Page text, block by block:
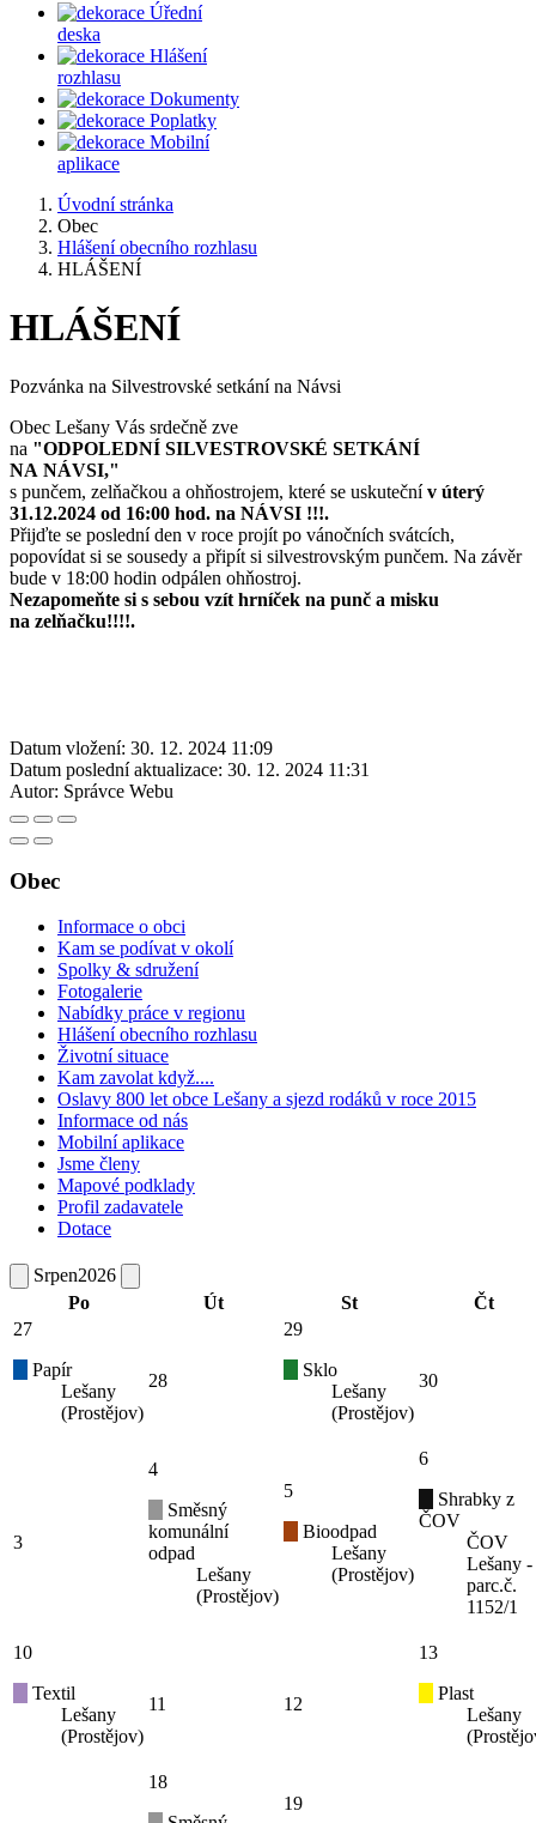
Úřední
deska
Hlášení
rozhlasu
Dokumenty
Poplatky
Mobilní
aplikace
Úvodní stránka
Obec
Hlášení obecního rozhlasu
HLÁŠENÍ
HLÁŠENÍ
Pozvánka na Silvestrovské setkání na Návsi
Obec Lešany Vás srdečně zve
na "ODPOLEDNÍ SILVESTROVSKÉ SETKÁNÍ
NA NÁVSI,"
s punčem, zelňačkou a ohňostrojem, které se uskutečnív úterý
31.12.2024 od 16:00 hod. na NÁVSI !!!.
Přijďte se poslední den v roce projít po vánočních svátcích,
popovídat si se sousedy a připít si silvestrovským punčem. Na závěr
bude v 18:00 hodin odpálen ohňostroj.
Nezapomeňte si s sebou vzít hrníček na punč a misku
na zelňačku!!!!.
Datum vložení: 30. 12. 2024 11:09
Datum poslední aktualizace: 30. 12. 2024 11:31
Autor: Správce Webu
Obec
Informace o obci
Kam se podívat v okolí
Spolky & sdružení
Fotogalerie
Nabídky práce v regionu
Hlášení obecního rozhlasu
Životní situace
Kam zavolat když....
Oslavy 800 let obce Lešany a sjezd rodáků v roce 2015
Informace od nás
Mobilní aplikace
Jsme členy
Mapové podklady
Profil zadavatele
Dotace
Srpen2026
Po
Út St
Čt
27
Papír
Lešany
(Prostějov)
28
29
Sklo
Lešany
(Prostějov)
30
3
4
Směsný
komunální
odpad
Lešany
(Prostějov)
5
Bioodpad
Lešany
(Prostějov)
6
Shrabky z
ČOV
ČOV
Lešany -
parc.č.
1152/1
10
Textil
Lešany
(Prostějov)
11 12
13
Plast
Lešany
18
19